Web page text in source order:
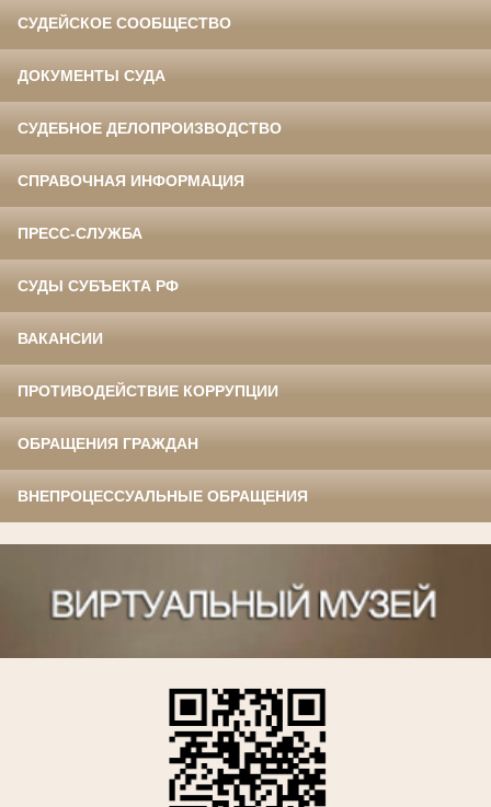
СУДЕЙСКОЕ СООБЩЕСТВО
ДОКУМЕНТЫ СУДА
СУДЕБНОЕ ДЕЛОПРОИЗВОДСТВО
СПРАВОЧНАЯ ИНФОРМАЦИЯ
ПРЕСС-СЛУЖБА
СУДЫ СУБЪЕКТА РФ
ВАКАНСИИ
ПРОТИВОДЕЙСТВИЕ КОРРУПЦИИ
ОБРАЩЕНИЯ ГРАЖДАН
ВНЕПРОЦЕССУАЛЬНЫЕ ОБРАЩЕНИЯ